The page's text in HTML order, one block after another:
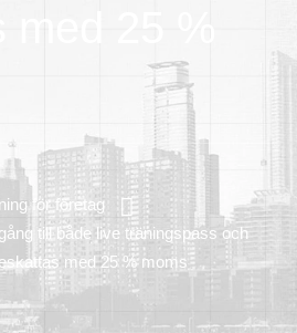
med 25 %
för företag
till både live träningspass och
med 25 % moms